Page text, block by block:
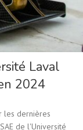
Laval
2024
les dernières
de l'Université